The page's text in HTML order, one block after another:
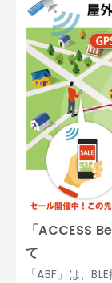
「ACCESS
て
「ABF」は、